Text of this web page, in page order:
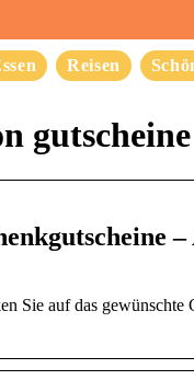
Reisen
gutscheine
–
Sie auf das